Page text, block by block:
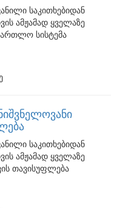
საკითხებიდან
ამჟამად ყველაზე
სისტემა
საკითხებიდან
ამჟამად ყველაზე
თავისუფლება